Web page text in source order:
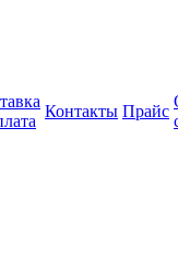
Контакты Прайс